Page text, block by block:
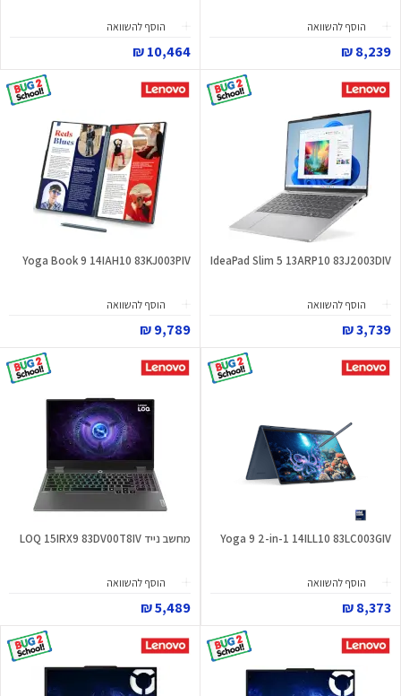
הוסף להשוואה
8,239 ₪
הוסף להשוואה
10,464 ₪
IdeaPad Slim 5 13ARP10 83J2003DIV
הוסף להשוואה
3,739 ₪
Yoga Book 9 14IAH10 83KJ003PIV
הוסף להשוואה
9,789 ₪
Yoga 9 2-in-1 14ILL10 83LC003GIV
הוסף להשוואה
8,373 ₪
מחשב נייד LOQ 15IRX9 83DV00T8IV
הוסף להשוואה
5,489 ₪